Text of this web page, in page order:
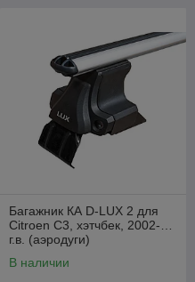
Багажник КА D-LUX 2 для
Citroen C3, хэтчбек, 2002-…
г.в. (аэродуги)
В наличии